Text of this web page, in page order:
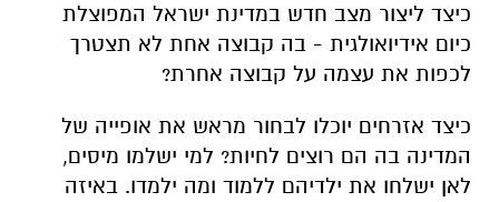
כיצד ליצור מצב חדש במדינת ישראל המפוצלת
כיום אידיואולגית - בה קבוצה אחת לא תצטרך
לכפות את עצמה על קבוצה אחרת?
כיצד אזרחים יוכלו לבחור מראש את אופייה של
המדינה בה הם רוצים לחיות? למי ישלמו מיסים,
לאן ישלחו את ילדיהם ללמוד ומה ילמדו. באיזה